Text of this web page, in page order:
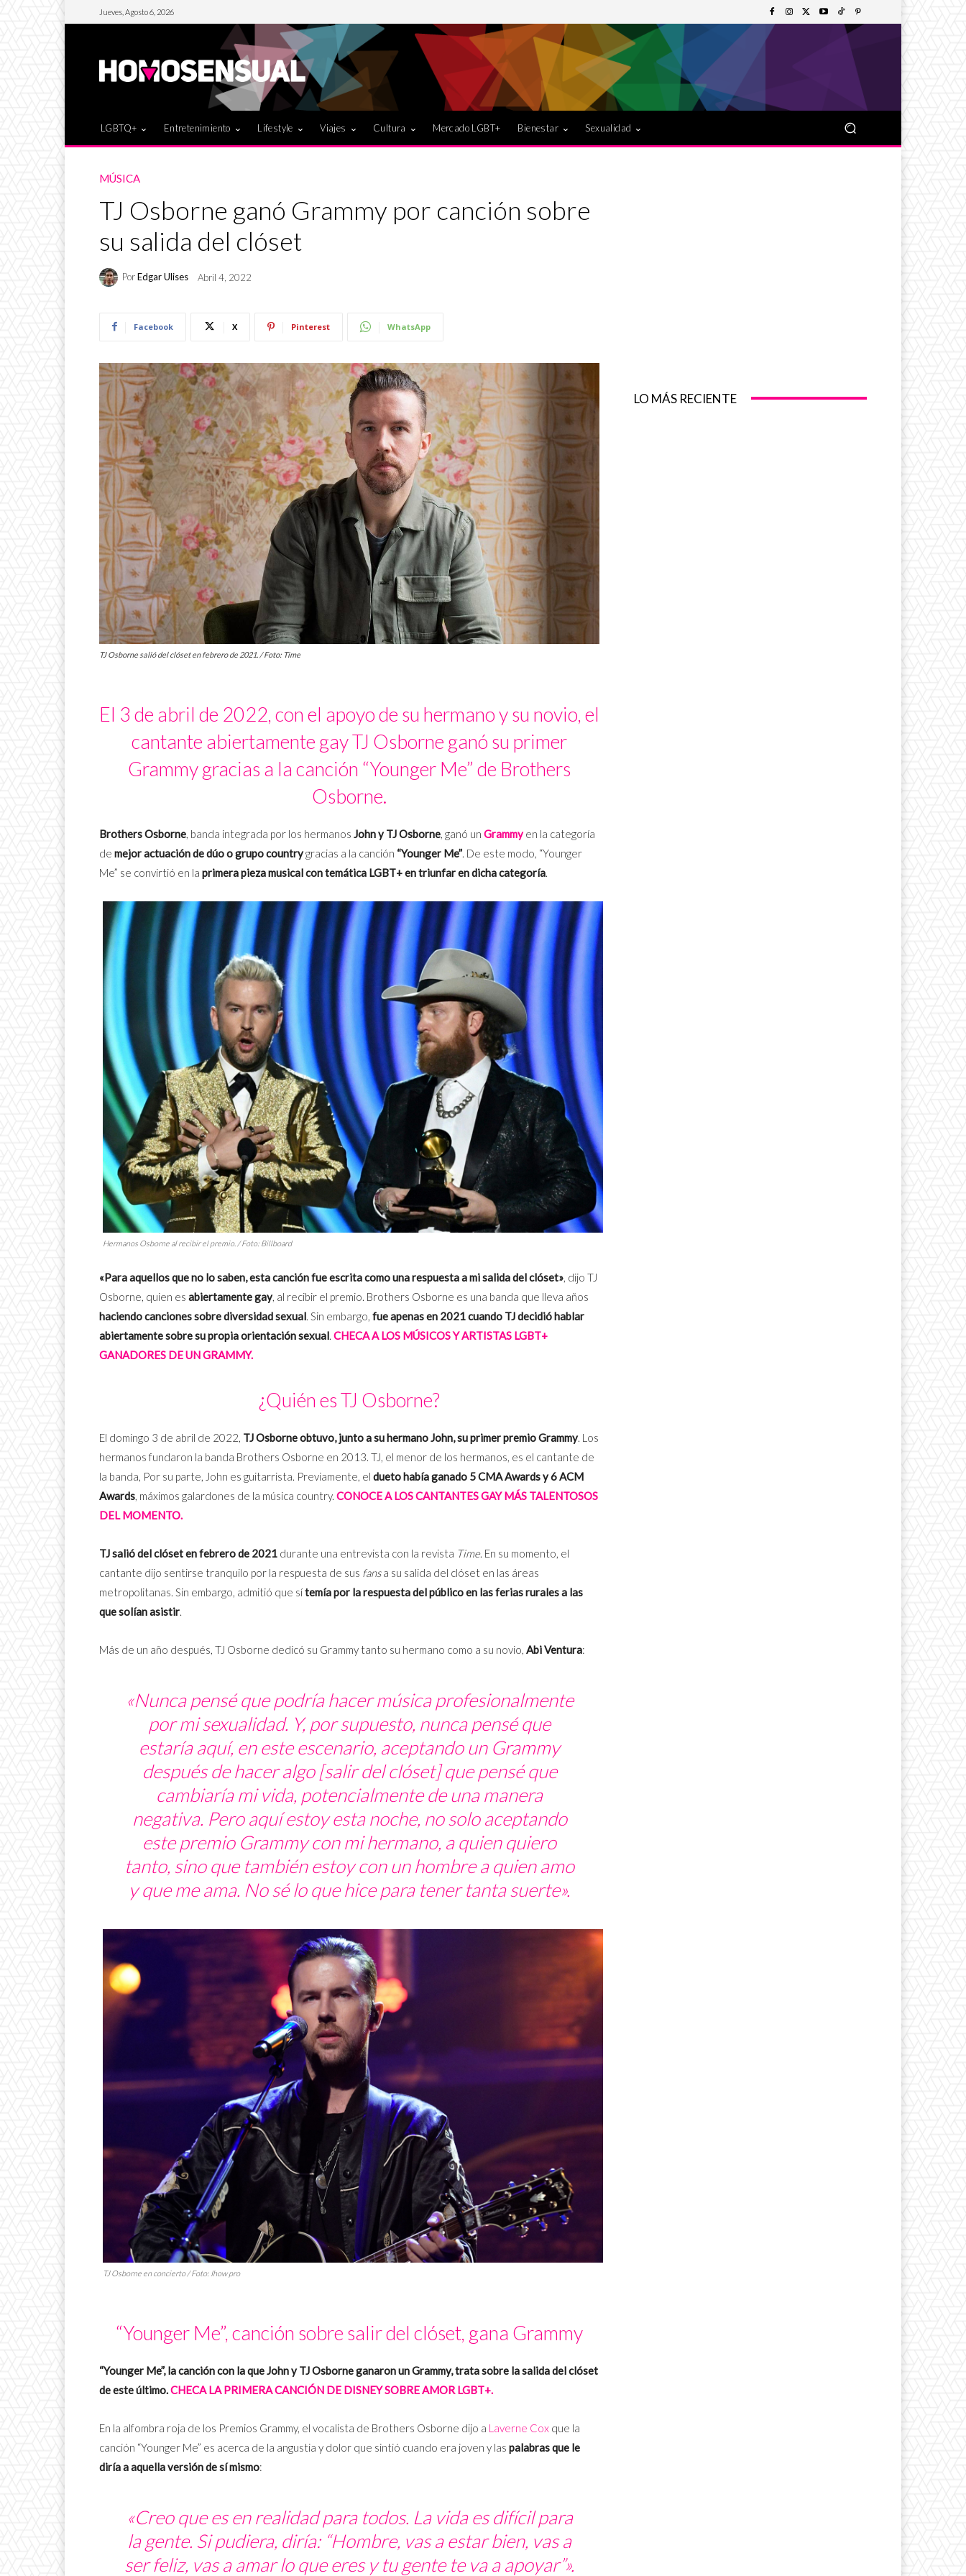
Jueves, Agosto 6, 2026
LGBTQ+ Entretenimiento Lifestyle Viajes Cultura Mercado LGBT+ Bienestar Sexualidad
MÚSICA
TJ Osborne ganó Grammy por canción sobre
su salida del clóset
PorEdgar Ulises Abril 4, 2022
Facebook X Pinterest WhatsApp
TJ Osborne salió del clóset en febrero de 2021. / Foto: Time
El 3 de abril de 2022, con el apoyo de su hermano y su novio, el
cantante abiertamente gay TJ Osborne ganó su primer
Grammy gracias a la canción “Younger Me” de Brothers
Osborne.
Brothers Osborne, banda integrada por los hermanos John y TJ Osborne, ganó un Grammyen la categoría
de mejor actuación de dúo o grupo countrygracias a la canción “Younger Me”. De este modo, “Younger
Me” se convirtió en la primera pieza musical con temática LGBT+ en triunfar en dicha categoría.
Hermanos Osborne al recibir el premio. / Foto: Billboard
«Para aquellos que no lo saben, esta canción fue escrita como una respuesta a mi salida del clóset», dijo TJ
Osborne, quien es abiertamente gay, al recibir el premio. Brothers Osborne es una banda que lleva años
haciendo canciones sobre diversidad sexual. Sin embargo, fue apenas en 2021 cuando TJ decidió hablar
abiertamente sobre su propia orientación sexual. CHECA A LOS MÚSICOS Y ARTISTAS LGBT+
GANADORES DE UN GRAMMY.
¿Quién es TJ Osborne?
El domingo 3 de abril de 2022, TJ Osborne obtuvo, junto a su hermano John, su primer premio Grammy. Los
hermanos fundaron la banda Brothers Osborne en 2013. TJ, el menor de los hermanos, es el cantante de
la banda, Por su parte, John es guitarrista. Previamente, el dueto había ganado 5 CMA Awards y 6 ACM
Awards, máximos galardones de la música country. CONOCE A LOS CANTANTES GAY MÁS TALENTOSOS
DEL MOMENTO.
TJsalió del clóset en febrero de 2021 durante una entrevista con la revista Time. En su momento, el
cantante dijo sentirse tranquilo por la respuesta de sus fansa su salida del clóset en las áreas
metropolitanas. Sin embargo, admitió que sítemía por la respuesta del público en las ferias rurales a las
que solían asistir.
Más de un año después, TJ Osborne dedicó su Grammy tanto su hermano como a su novio, Abi Ventura:
«Nunca pensé que podría hacer música profesionalmente
por mi sexualidad. Y, por supuesto, nunca pensé que
estaría aquí, en este escenario, aceptando un Grammy
después de hacer algo [salir del clóset] que pensé que
cambiaría mi vida, potencialmente de una manera
negativa. Pero aquí estoy esta noche, no solo aceptando
este premio Grammy con mi hermano, a quien quiero
tanto, sino que también estoy con un hombre a quien amo
y que me ama. No sé lo que hice para tener tanta suerte».
TJ Osborne en concierto / Foto: Ihow pro
“Younger Me”, canción sobre salir del clóset, gana Grammy
“Younger Me”, la canción con la que John y TJ Osborne ganaron un Grammy, trata sobre la salida del clóset
de este último.CHECA LA PRIMERA CANCIÓN DE DISNEY SOBRE AMOR LGBT+.
En la alfombra roja de los Premios Grammy, el vocalista de Brothers Osborne dijo a Laverne Cox que la
canción “Younger Me” es acerca de la angustia y dolor que sintió cuando era joven y las palabras que le
diría a aquella versión de sí mismo:
«Creo que es en realidad para todos. La vida es difícil para
la gente. Si pudiera, diría: “Hombre, vas a estar bien, vas a
ser feliz, vas a amar lo que eres y tu gente te va a apoyar”».
LO MÁS RECIENTE